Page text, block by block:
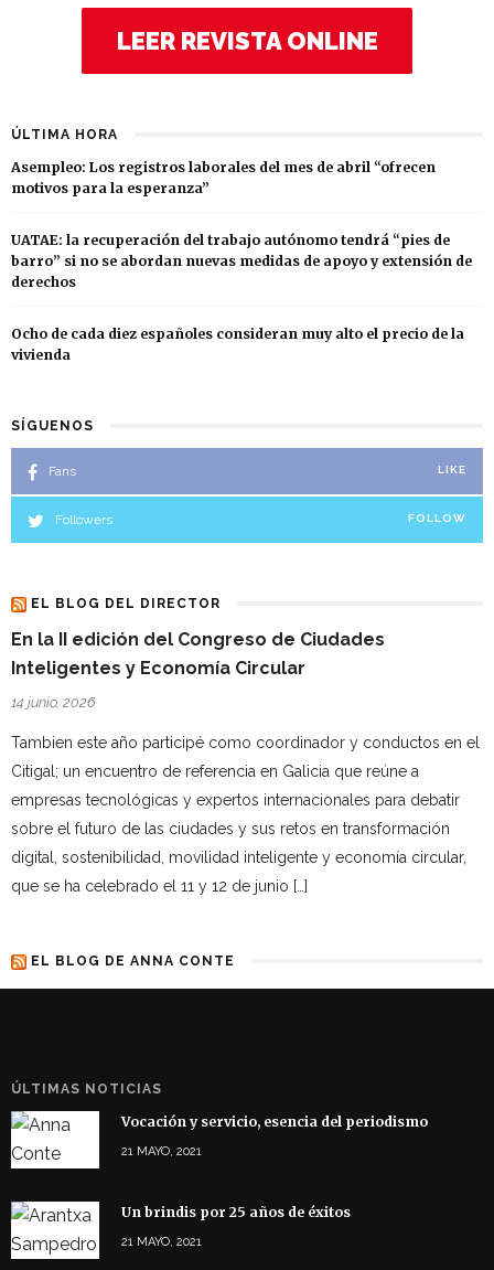
LEER REVISTA ONLINE
ÚLTIMA HORA
Asempleo: Los registros laborales del mes de abril “ofrecen
motivos para la esperanza”
UATAE: la recuperación del trabajo autónomo tendrá “pies de
barro” si no se abordan nuevas medidas de apoyo y extensión de
derechos
Ocho de cada diez españoles consideran muy alto el precio de la
vivienda
SÍGUENOS
Fans LIKE
Followers FOLLOW
EL BLOG DEL DIRECTOR
En la II edición del Congreso de Ciudades
Inteligentes y Economía Circular
14 junio, 2026
Tambien este año participé como coordinador y conductos en el
Citigal; un encuentro de referencia en Galicia que reúne a
empresas tecnológicas y expertos internacionales para debatir
sobre el futuro de las ciudades y sus retos en transformación
digital, sostenibilidad, movilidad inteligente y economía circular,
que se ha celebrado el 11 y 12 de junio […]
EL BLOG DE ANNA CONTE
ÚLTIMAS NOTICIAS
Vocación y servicio, esencia del periodismo
21 MAYO, 2021
Un brindis por 25 años de éxitos
21 MAYO, 2021